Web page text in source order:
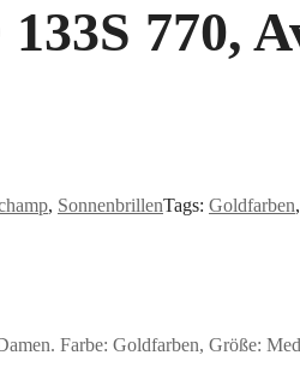
770,
, SonnenbrillenTags: Goldfarben,
Farbe: Goldfarben, Größe: